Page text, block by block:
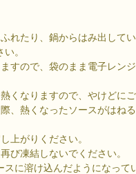
れたり、鍋からはみ出して
。
すので、袋のまま電子レン
くなりますので、やけどにご
、熱くなったソースがはね
上がりください。
び凍結しないでください。
に溶け込んだようになって